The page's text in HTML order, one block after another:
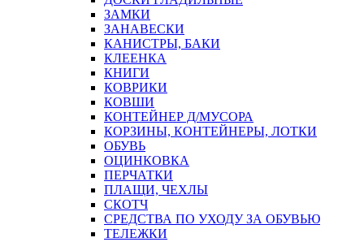
ЗАМКИ
ЗАНАВЕСКИ
КАНИСТРЫ, БАКИ
КЛЕЕНКА
КНИГИ
КОВРИКИ
КОВШИ
КОНТЕЙНЕР Д/МУСОРА
КОРЗИНЫ, КОНТЕЙНЕРЫ, ЛОТКИ
ОБУВЬ
ОЦИНКОВКА
ПЕРЧАТКИ
ПЛАЩИ, ЧЕХЛЫ
СКОТЧ
СРЕДСТВА ПО УХОДУ ЗА ОБУВЬЮ
ТЕЛЕЖКИ